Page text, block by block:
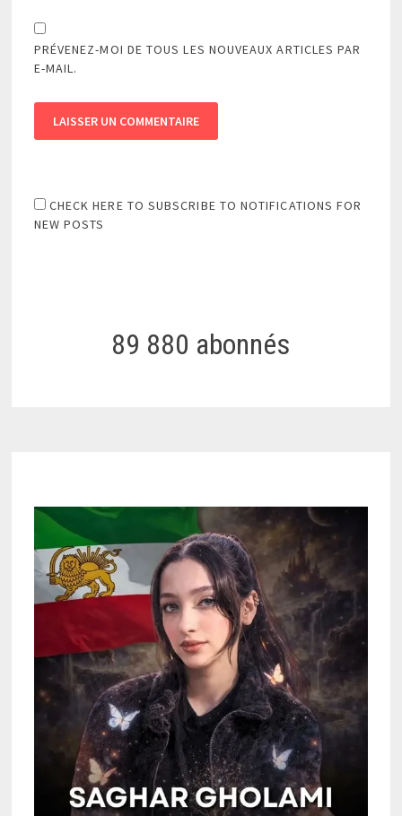
PRÉVENEZ-MOI DE TOUS LES NOUVEAUX ARTICLES PAR
E-MAIL.
CHECK HERE TO SUBSCRIBE TO NOTIFICATIONS FOR
NEW POSTS
89 880 abonnés